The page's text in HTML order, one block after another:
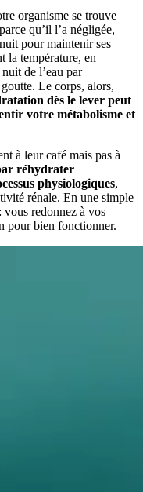
organisme se trouve
qu’il l’a négligée,
pour maintenir ses
la température, en
de l’eau par
Le corps, alors,
dès le lever peut
votre métabolisme et
à leur café mais pas à
réhydrater
physiologiques,
rénale. En une simple
redonnez à vos
pour bien fonctionner.